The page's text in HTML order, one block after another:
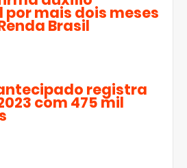
mais dois meses
Brasil
antecipado registra
com 475 mil